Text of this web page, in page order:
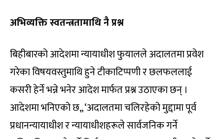
अभिव्यक्ति स्वतन्त्रतामाथि नै प्रश्न
बिहीबारको आदेशमा न्यायाधीश फुयालले अदालतमा प्रवेश
गरेका विषयवस्तुमाथि हुने टीकाटिप्पणी र छलफललाई
कसरी हेर्ने भन्ने भनेर आदेश मार्फत प्रश्न उठाएका छन् ।
आदेशमा भनिएको छ,, ‘अदालतमा चलिरहेको मुद्दामा पूर्व
प्रधानन्यायाधीश र न्यायाधीशहरूले सार्वजनिक गर्ने